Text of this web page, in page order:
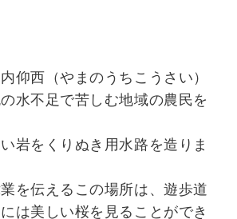
仰西（やまのうちこうさい）
水不足で苦しむ地域の農民を
岩をくりぬき用水路を造りま
を伝えるこの場所は、遊歩道
は美しい桜を見ることができ